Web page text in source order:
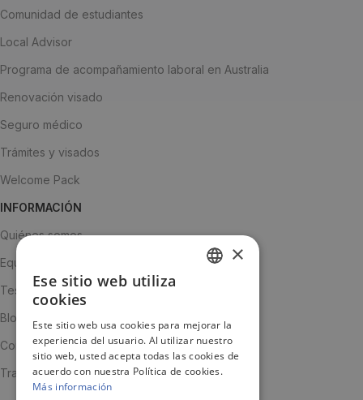
Comunidad de estudiantes
Local Advisor
Programa de acompañamiento laboral en Australia
Renovación visado
Seguro médico
Trámites y visados
Welcome Pack
INFORMACIÓN
Quiénes somos
Equipo
Testimonios
Blog
Contacto
Trabaja con nosotros
JA
×
Ese sitio web utiliza
cookies
Este sitio web usa cookies para mejorar la
experiencia del usuario. Al utilizar nuestro
sitio web, usted acepta todas las cookies de
acuerdo con nuestra Política de cookies.
Más información